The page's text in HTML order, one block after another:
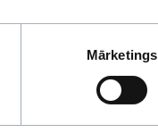
Mārketings